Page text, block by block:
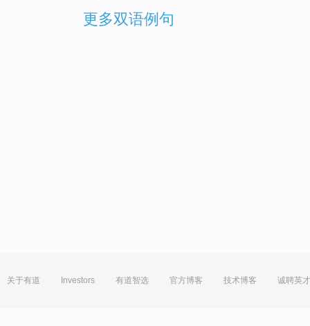
更多双语例句
关于有道 Investors 有道智选 官方博客 技术博客 诚聘英才